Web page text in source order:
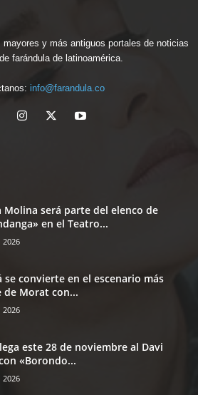
mayores y más antiguos portales de noticias
farándula de latinoamérica.
info@farandula.co
Molina será parte del elenco de
en el Teatro...
2026
se convierte en el escenario más
de Morat con...
2026
este 28 de noviembre al Davi
«Borondo...
2026